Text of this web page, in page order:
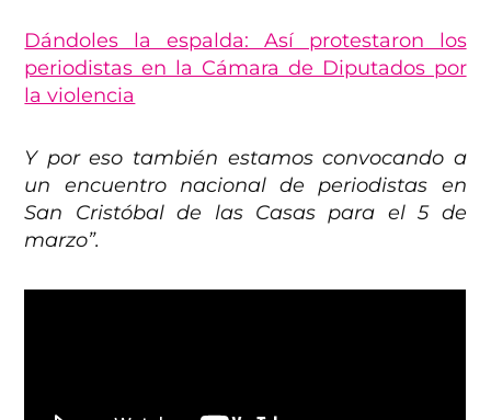
Dándoles la espalda: Así protestaron los
periodistas en la Cámara de Diputados por
la violencia
Y por eso también estamos convocando a
un encuentro nacional de periodistas en
San Cristóbal de las Casas para el 5 de
marzo”.